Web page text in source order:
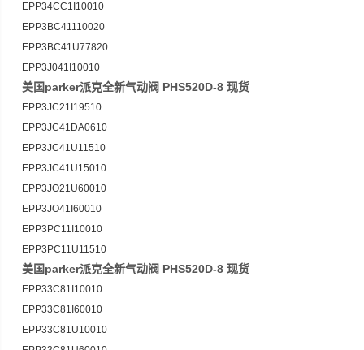
EPP34CC1I10010
EPP3BC41110020
EPP3BC41U77820
EPP3J041I10010
美国parker派克全新气动阀 PHS520D-8 现货
EPP3JC21I19510
EPP3JC41DA0610
EPP3JC41U11510
EPP3JC41U15010
EPP3JO21U60010
EPP3JO41I60010
EPP3PC11I10010
EPP3PC11U11510
美国parker派克全新气动阀 PHS520D-8 现货
EPP33C81I10010
EPP33C81I60010
EPP33C81U10010